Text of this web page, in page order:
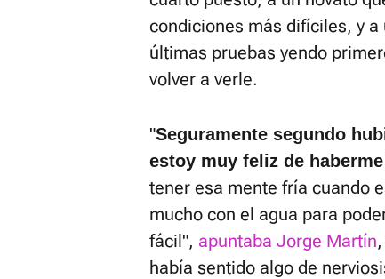
condiciones más difíciles, y
últimas pruebas yendo
volver a verle.
"Seguramente segundo
estoy muy feliz de
tener esa mente fría cuando
mucho con el agua para
fácil", apuntaba Jorge Martín
había sentido algo de